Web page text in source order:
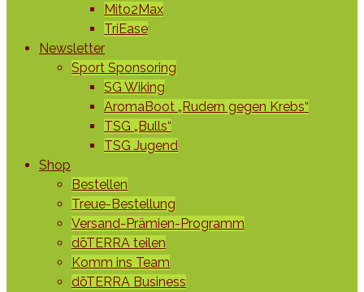
Mito2Max
TriEase
Newsletter
Sport Sponsoring
SG Wiking
AromaBoot „Rudern gegen Krebs“
TSG „Bulls“
TSG Jugend
Shop
Bestellen
Treue-Bestellung
Versand-Prämien-Programm
dōTERRA teilen
Komm ins Team
dōTERRA Business